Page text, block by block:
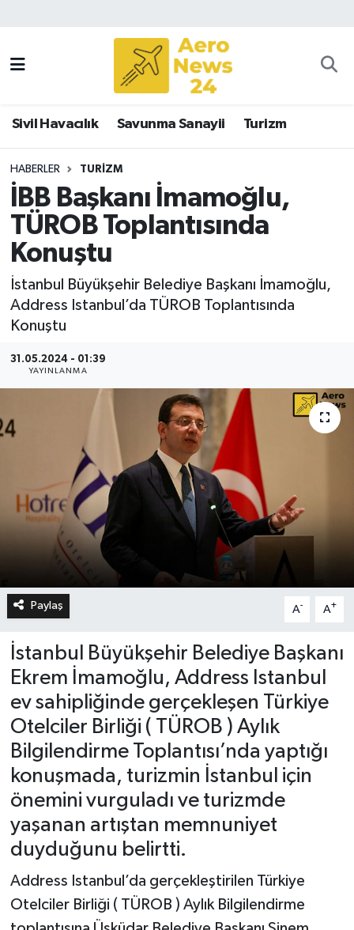
Sivil Havacılık Savunma Sanayii Turizm
HABERLER TURIZM
İBB Başkanı İmamoğlu,
TÜROB Toplantısında
Konuştu
İstanbul Büyükşehir Belediye Başkanı İmamoğlu,
Address Istanbul’da TÜROB Toplantısında
Konuştu
31.05.2024 - 01:39
YAYINLANMA
Paylaş A- A+
İstanbul Büyükşehir Belediye Başkanı
Ekrem İmamoğlu, Address Istanbul
ev sahipliğinde gerçekleşen Türkiye
Otelciler Birliği ( TÜROB ) Aylık
Bilgilendirme Toplantısı’nda yaptığı
konuşmada, turizmin İstanbul için
önemini vurguladı ve turizmde
yaşanan artıştan memnuniyet
duyduğunu belirtti.
Address Istanbul’da gerçekleştirilen Türkiye
Otelciler Birliği ( TÜROB ) Aylık Bilgilendirme